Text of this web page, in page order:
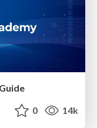
0 14k